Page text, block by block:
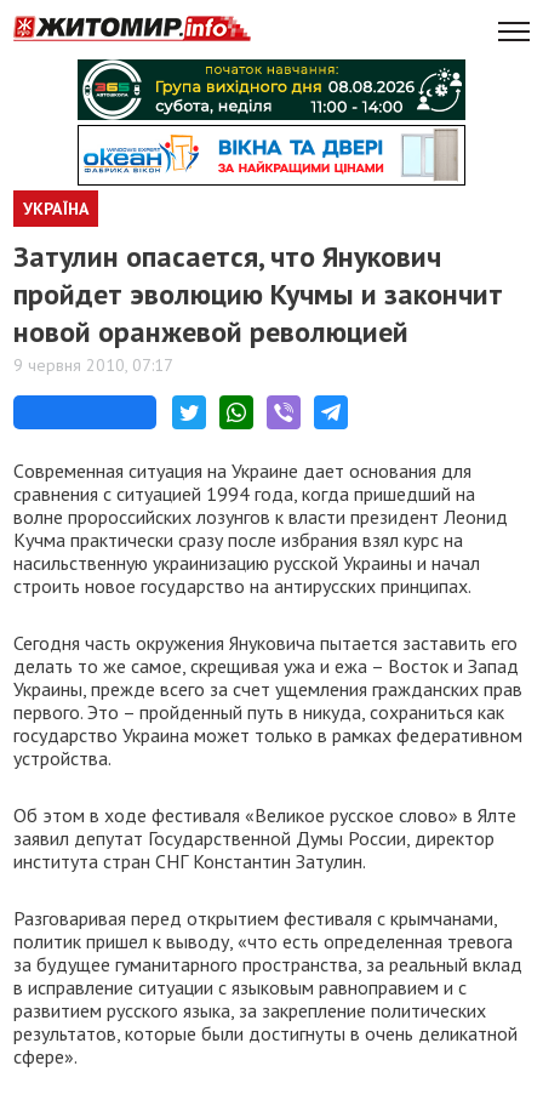
УКРАЇНА
Затулин опасается, что Янукович
пройдет эволюцию Кучмы и закончит
новой оранжевой революцией
9 червня 2010, 07:17
Cовременная ситуация на Украине дает основания для
сравнения с ситуацией 1994 года, когда пришедший на
волне пророссийских лозунгов к власти президент Леонид
Кучма практически сразу после избрания взял курс на
насильственную украинизацию русской Украины и начал
строить новое государство на антирусских принципах.
Сегодня часть окружения Януковича пытается заставить его
делать то же самое, скрещивая ужа и ежа – Восток и Запад
Украины, прежде всего за счет ущемления гражданских прав
первого. Это – пройденный путь в никуда, сохраниться как
государство Украина может только в рамках федеративном
устройства.
Об этом в ходе фестиваля «Великое русское слово» в Ялте
заявил депутат Государственной Думы России, директор
института стран СНГ Константин Затулин.
Разговаривая перед открытием фестиваля с крымчанами,
политик пришел к выводу, «что есть определенная тревога
за будущее гуманитарного пространства, за реальный вклад
в исправление ситуации с языковым равноправием и с
развитием русского языка, за закрепление политических
результатов, которые были достигнуты в очень деликатной
сфере».